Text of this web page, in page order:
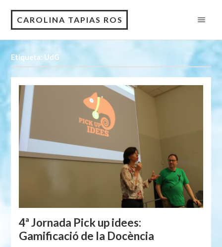
CAROLINA TAPIAS ROS
Etiqueta: UdG
4ª Jornada Pick up idees:
Gamificació de la Docència